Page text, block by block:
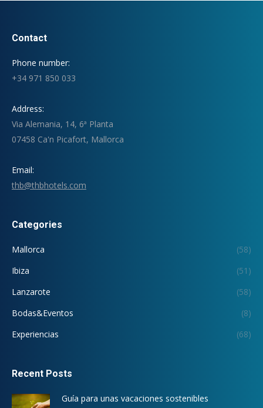
Contact
Phone number:
+34 971 850 033
Address:
Via Alemania, 14, 6ª Planta
07458 Ca'n Picafort, Mallorca
Email:
thb@thbhotels.com
Categories
Mallorca
(58)
Ibiza
(51)
Lanzarote
(58)
Bodas&Eventos
(8)
Experiencias
(68)
Recent Posts
Guía para unas vacaciones sostenibles